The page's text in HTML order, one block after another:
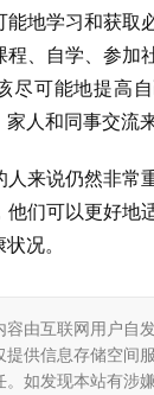
能地学习和获取
、自学、参加
尽可能地提高
人和同事交流
人来说仍然非常
他们可以更好地
况。
容由互联网用户自
提供信息存储空间
。如发现本站有涉